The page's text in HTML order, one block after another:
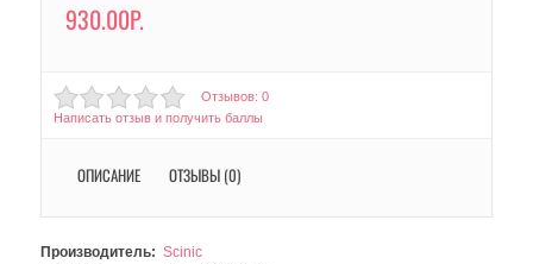
930.00Р.
Отзывов: 0
Написать отзыв и получить баллы
ОПИСАНИЕ ОТЗЫВЫ (0)
Производитель: Scinic